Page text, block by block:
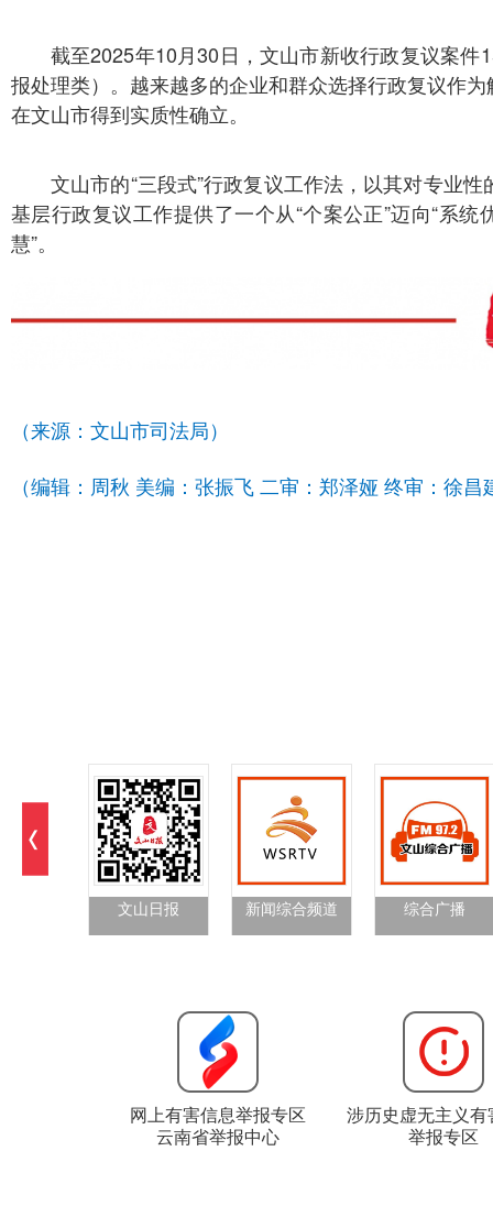
截至2025年10月30日，文山市新收行政复议案
报处理类）。越来越多的企业和群众选择行政复议作
在文山市得到实质性确立。
文山市的“三段式”行政复议工作法，以其对专业
基层行政复议工作提供了一个从“个案公正”迈向“系
慧”。
（来源：文山市司法局）
（编辑：周秋 美编：张振飞 二审：郑泽娅 终审：徐昌
文山日报 新闻综合频道 综合广播
网上有害信息举报专区
云南省举报中心
涉历史虚无主义有
举报专区